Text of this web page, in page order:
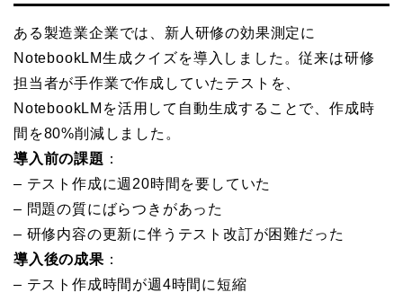
ある製造業企業では、新人研修の効果測定に
NotebookLM生成クイズを導入しました。従来は研修
担当者が手作業で作成していたテストを、
NotebookLMを活用して自動生成することで、作成時
間を80%削減しました。
導入前の課題 ：
– テスト作成に週20時間を要していた
– 問題の質にばらつきがあった
– 研修内容の更新に伴うテスト改訂が困難だった
導入後の成果 ：
– テスト作成時間が週4時間に短縮